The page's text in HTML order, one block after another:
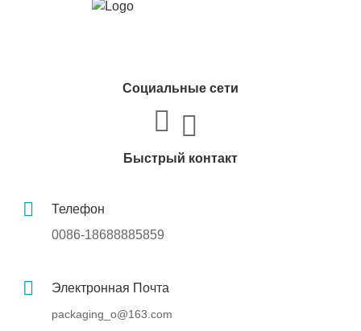
Социальные сети
Быстрый контакт
Телефон
0086-18688885859
Электронная Почта
packaging_o@163.com